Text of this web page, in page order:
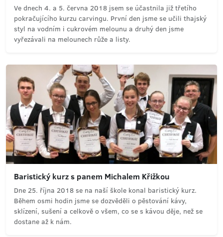
Ve dnech 4. a 5. června 2018 jsem se účastnila již třetího
pokračujícího kurzu carvingu. První den jsme se učili thajský
styl na vodním i cukrovém melounu a druhý den jsme
vyřezávali na melounech růže a listy.
Baristický kurz s panem Michalem Křižkou
Dne 25. října 2018 se na naší škole konal baristický kurz.
Během osmi hodin jsme se dozvěděli o pěstování kávy,
sklízení, sušení a celkově o všem, co se s kávou děje, než se
dostane až k nám.